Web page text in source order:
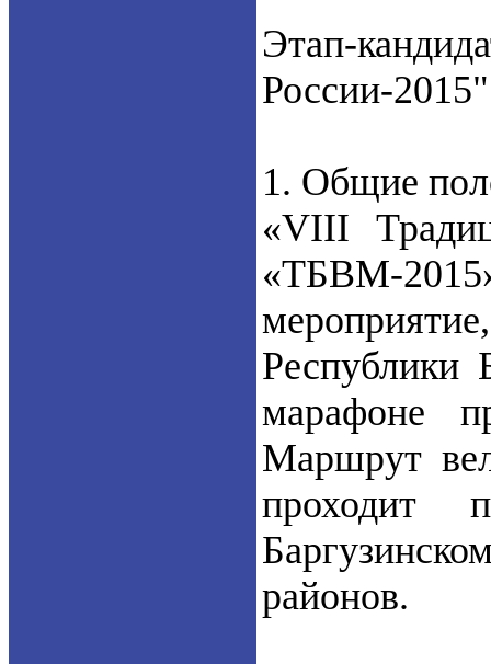
Этап-
России-
1. Общие
«VIII
«ТБВМ-
Республики
марафоне
Маршрут
проходит
районов.